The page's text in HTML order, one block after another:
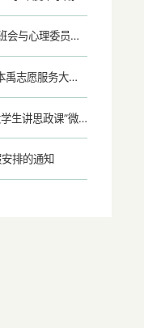
心健中心组织开展心理班会与心理委员评优活动
学校团委举行2026年“本禹志愿服务大讲堂”
马克思主义学院举办“大学生讲思政课”微课视频展示活动复赛
排的通知